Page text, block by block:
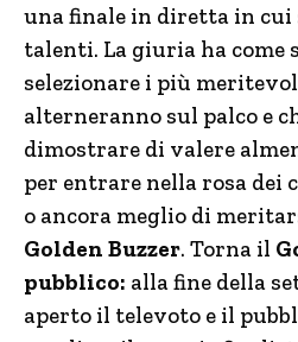
una finale in diretta in cui
talenti. La giuria ha come
selezionare i più
alterneranno sul palco e
dimostrare di valere
per entrare nella rosa dei
o ancora meglio di
Golden Buzzer. Torna il
pubblico: alla fine della
aperto il televoto e il